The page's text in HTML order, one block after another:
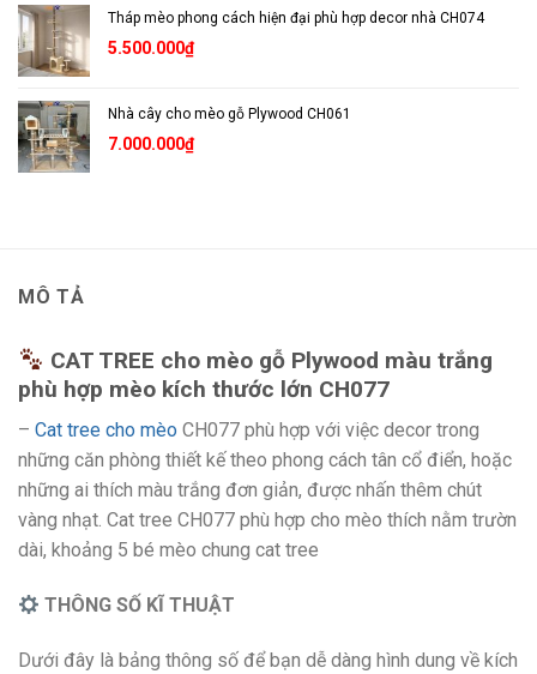
Tháp mèo phong cách hiện đại phù hợp decor nhà CH074
5.500.000₫
Nhà cây cho mèo gỗ Plywood CH061
7.000.000₫
MÔ TẢ
CAT TREE cho mèo gỗ Plywood màu trắng
phù hợp mèo kích thước lớn CH077
– Cat tree cho mèo CH077 phù hợp với việc decor trong
những căn phòng thiết kế theo phong cách tân cổ điển, hoặc
những ai thích màu trắng đơn giản, được nhấn thêm chút
vàng nhạt. Cat tree CH077 phù hợp cho mèo thích nằm trườn
dài, khoảng 5 bé mèo chung cat tree
THÔNG SỐ KĨ THUẬT
Dưới đây là bảng thông số để bạn dễ dàng hình dung về kích